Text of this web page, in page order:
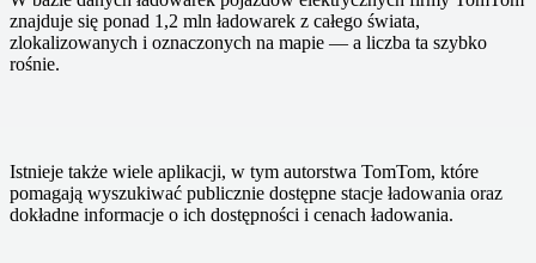
znajduje się ponad 1,2 mln ładowarek z całego świata,
zlokalizowanych i oznaczonych na mapie — a liczba ta szybko
rośnie.
Istnieje także wiele aplikacji, w tym autorstwa TomTom, które
pomagają wyszukiwać publicznie dostępne stacje ładowania oraz
dokładne informacje o ich dostępności i cenach ładowania.